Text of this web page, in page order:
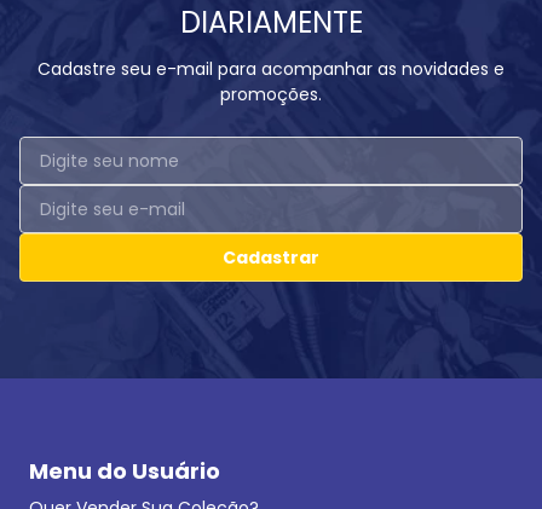
DIARIAMENTE
Cadastre seu e-mail para acompanhar as novidades e
promoções.
Cadastrar
Menu do Usuário